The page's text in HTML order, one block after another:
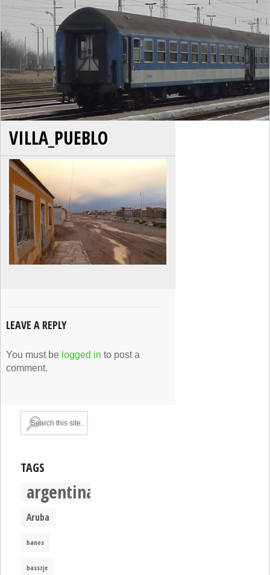
VILLA_PUEBLO
LEAVE A REPLY
You must be logged in to post a
comment.
TAGS
argentina
Aruba
banos
basszje